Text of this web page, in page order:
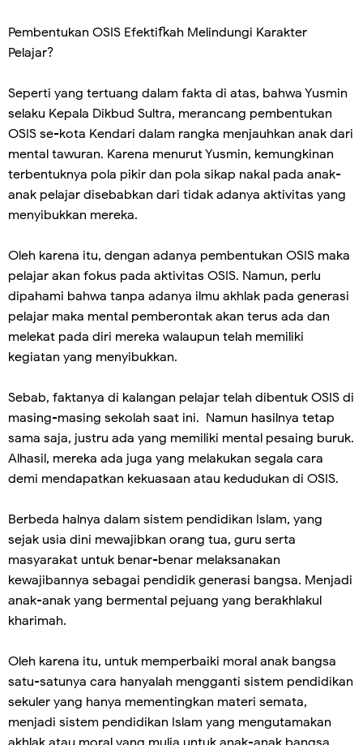
Pembentukan OSIS Efektifkah Melindungi Karakter
Pelajar?
Seperti yang tertuang dalam fakta di atas, bahwa Yusmin
selaku Kepala Dikbud Sultra, merancang pembentukan
OSIS se-kota Kendari dalam rangka menjauhkan anak dari
mental tawuran. Karena menurut Yusmin, kemungkinan
terbentuknya pola pikir dan pola sikap nakal pada anak-
anak pelajar disebabkan dari tidak adanya aktivitas yang
menyibukkan mereka.
Oleh karena itu, dengan adanya pembentukan OSIS maka
pelajar akan fokus pada aktivitas OSIS. Namun, perlu
dipahami bahwa tanpa adanya ilmu akhlak pada generasi
pelajar maka mental pemberontak akan terus ada dan
melekat pada diri mereka walaupun telah memiliki
kegiatan yang menyibukkan.
Sebab, faktanya di kalangan pelajar telah dibentuk OSIS di
masing-masing sekolah saat ini. Namun hasilnya tetap
sama saja, justru ada yang memiliki mental pesaing buruk.
Alhasil, mereka ada juga yang melakukan segala cara
demi mendapatkan kekuasaan atau kedudukan di OSIS.
Berbeda halnya dalam sistem pendidikan Islam, yang
sejak usia dini mewajibkan orang tua, guru serta
masyarakat untuk benar-benar melaksanakan
kewajibannya sebagai pendidik generasi bangsa. Menjadi
anak-anak yang bermental pejuang yang berakhlakul
kharimah.
Oleh karena itu, untuk memperbaiki moral anak bangsa
satu-satunya cara hanyalah mengganti sistem pendidikan
sekuler yang hanya mementingkan materi semata,
menjadi sistem pendidikan Islam yang mengutamakan